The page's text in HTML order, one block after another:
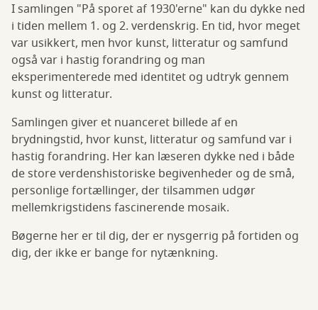
I samlingen "På sporet af 1930'erne" kan du dykke ned
i tiden mellem 1. og 2. verdenskrig. En tid, hvor meget
var usikkert, men hvor kunst, litteratur og samfund
også var i hastig forandring og man
eksperimenterede med identitet og udtryk gennem
kunst og litteratur.
Samlingen giver et nuanceret billede af en
brydningstid, hvor kunst, litteratur og samfund var i
hastig forandring. Her kan læseren dykke ned i både
de store verdenshistoriske begivenheder og de små,
personlige fortællinger, der tilsammen udgør
mellemkrigstidens fascinerende mosaik.
Bøgerne her er til dig, der er nysgerrig på fortiden og
dig, der ikke er bange for nytænkning.